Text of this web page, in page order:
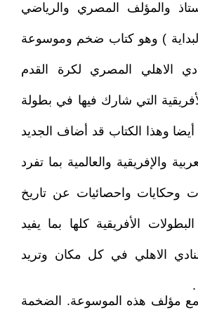
والمؤلف المصري والرياضي
) وهو كتاب ضخم وموسوعة
الاهلي المصري لكرة القدم
التي شارك فيها في بطولة
وهذا الكتاب قد أضاف الجديد
والإفريقية والعالمية بما تفرد
وحكايات واحصائيات عن تاريخ
الأفريقية كلها بما يفيد
الاهلي في كل مكان وتريد
مع مؤلف هذه الموسوعة. الضخمة